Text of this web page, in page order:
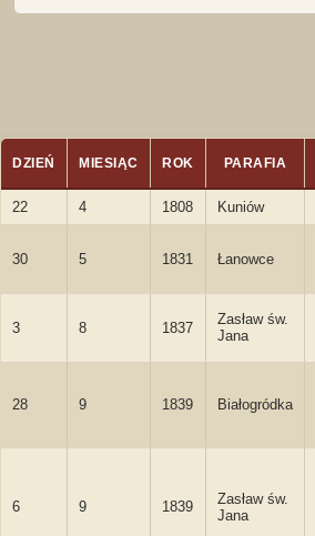
DZIEŃ MIESIĄC ROK PARAFIA
22 4 1808 Kuniów
30 5 1831 Łanowce
3 8 1837
Zasław św.
Jana
28 9 1839 Białogródka
6 9 1839
Zasław św.
Jana